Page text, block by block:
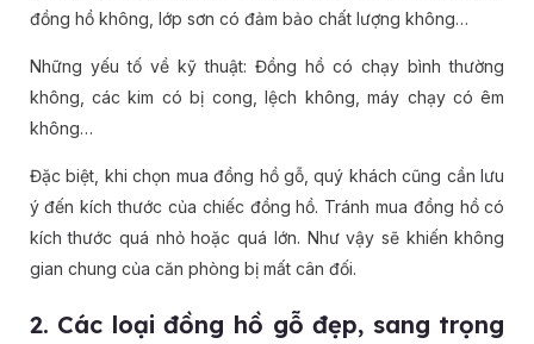
đồng hồ không, lớp sơn có đảm bảo chất lượng không…
Những yếu tố về kỹ thuật: Đồng hồ có chạy bình thường
không, các kim có bị cong, lệch không, máy chạy có êm
không…
Đặc biệt, khi chọn mua đồng hồ gỗ, quý khách cũng cần lưu
ý đến kích thước của chiếc đồng hồ. Tránh mua đồng hồ có
kích thước quá nhỏ hoặc quá lớn. Như vậy sẽ khiến không
gian chung của căn phòng bị mất cân đối.
2. Các loại đồng hồ gỗ đẹp, sang trọng